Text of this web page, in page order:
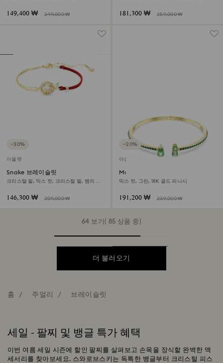
149,400 ₩ 249,000 ₩ 181,300 ₩ 259,000 ₩
−30%
아울렛
Snake 브레이슬릿
크리스털 펄, 믹스 컷, 크리스털 펄, 뱀의 해,
146,300 ₩ 209,000 ₩
−20%
아울렛
Matrix 커프
믹스 컷, 그린, 18K 골드 피니시
191,200 ₩ 239,000 ₩
64 보기( 85 상품 중)
더 불러오기
홈 주얼리 브레이슬릿
세일 - 팔찌 및 뱅글 특가 혜택
이번 여름 세일 시즌에 할인 팔찌를 살펴보고 손목을 장식할 완벽한 액
세서리를 찾아보세요. 스와로브스키는 독특한 뱅글부터 크리스털 피스